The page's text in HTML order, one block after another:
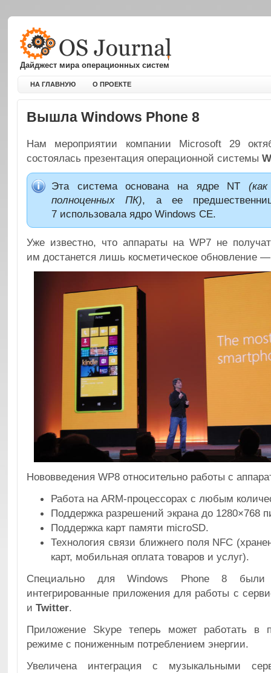
Дайджест мира операционных систем
НА ГЛАВНУЮ О ПРОЕКТЕ
Вышла Windows Phone 8
Нам мероприятии компании Microsoft 29
состоялась презентация операционной системы
Эта система основана на ядре NT
полноценных ПК), а ее
7 использовала ядро Windows CE.
Уже известно, что аппараты на WP7 не
им достанется лишь косметическое обновление
Нововведения WP8 относительно работы с
Работа на ARM-процессорах с любым
Поддержка разрешений экрана до 1280×768
Поддержка карт памяти microSD.
Технология связи ближнего поля NFC
карт, мобильная оплата товаров и услуг).
Специально для Windows Phone 8 были
интегрированные приложения для работы с
и Twitter.
Приложение Skype теперь может работать в
режиме с пониженным потреблением энергии.
Увеличена интеграция с музыкальными